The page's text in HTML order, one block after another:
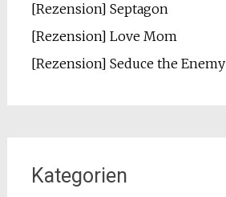
[Rezension] Septagon
[Rezension] Love Mom
[Rezension] Seduce the Enemy
Kategorien